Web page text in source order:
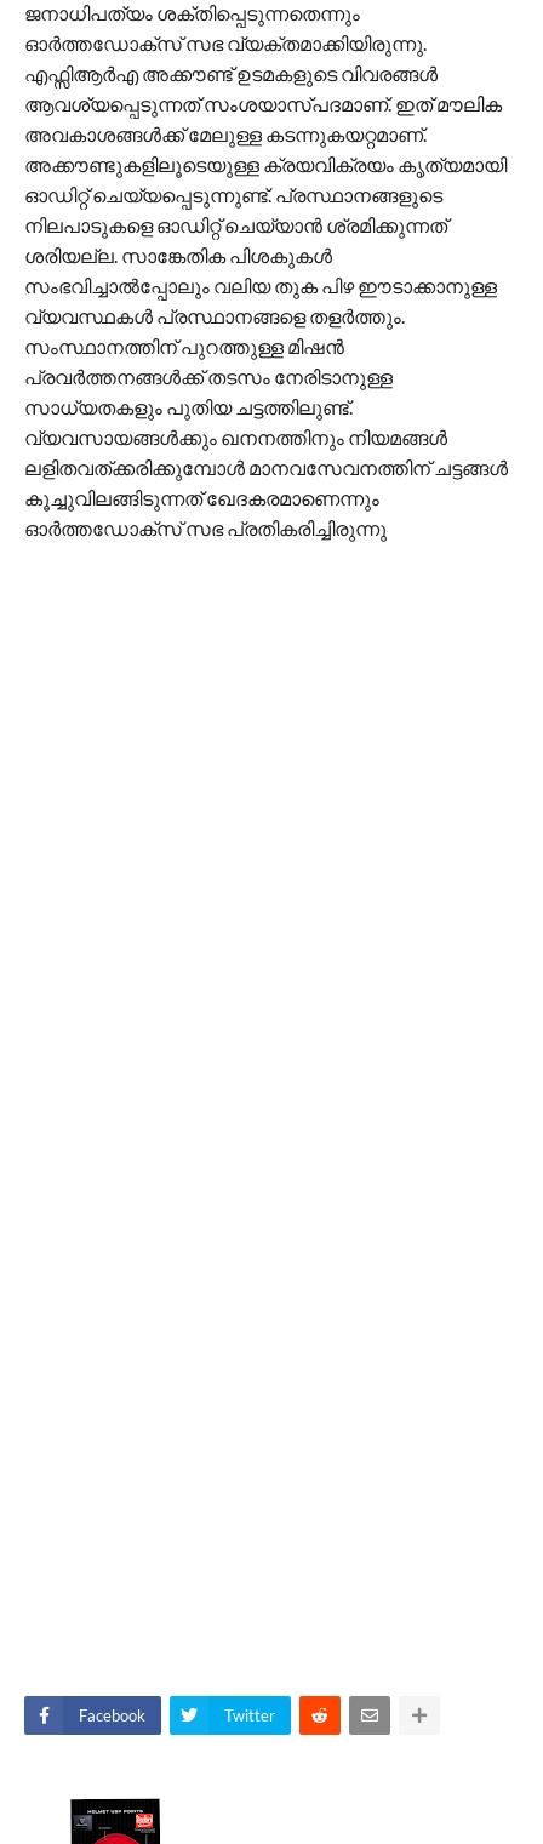
ജനാധിപത്യം ശക്തിപ്പെടുന്നതെന്നും
ഓര്‍ത്തഡോക്സ് സഭ വ്യക്തമാക്കിയിരുന്നു.
എഫ്സിആർഎ അക്കൗണ്ട് ഉടമകളുടെ വിവരങ്ങൾ
ആവശ്യപ്പെടുന്നത് സംശയാസ്പദമാണ്. ഇത് മൗലിക
അവകാശങ്ങൾക്ക് മേലുള്ള കടന്നുകയറ്റമാണ്.
അക്കൗണ്ടുകളിലൂടെയുള്ള ക്രയവിക്രയം കൃത്യമായി
ഓഡിറ്റ് ചെയ്യപ്പെടുന്നുണ്ട്. പ്രസ്ഥാനങ്ങളുടെ
നിലപാടുകളെ ഓഡിറ്റ് ചെയ്യാൻ ശ്രമിക്കുന്നത്
ശരിയല്ല. സാങ്കേതിക പിശകുകൾ
സംഭവിച്ചാൽപ്പോലും വലിയ തുക പിഴ ഈടാക്കാനുള്ള
വ്യവസ്ഥകൾ പ്രസ്ഥാനങ്ങളെ തളർത്തും.
സംസ്ഥാനത്തിന് പുറത്തുള്ള മിഷൻ
പ്രവർത്തനങ്ങൾക്ക് തടസം നേരിടാനുള്ള
സാധ്യതകളും പുതിയ ചട്ടത്തിലുണ്ട്.
വ്യവസായങ്ങൾക്കും ഖനനത്തിനും നിയമങ്ങൾ
ലളിതവത്ക്കരിക്കുമ്പോൾ മാനവസേവനത്തിന് ചട്ടങ്ങൾ
കൂച്ചുവിലങ്ങിടുന്നത് ഖേദകരമാണെന്നും
ഓര്‍ത്തഡോക്സ് സഭ പ്രതികരിച്ചിരുന്നു
Facebook Twitter